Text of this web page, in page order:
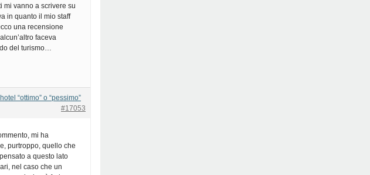
mi vanno a scrivere su
in quanto il mio staff
una recensione
faceva
del turismo…
“ottimo” o “pessimo”
#17053
mi ha
purtroppo, quello che
a questo lato
nel caso che un